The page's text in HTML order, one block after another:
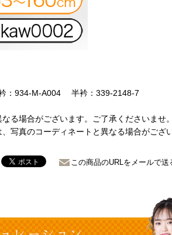
：934-M-A004 半衿：339-2148-7
る場合がございます。ご了承くださいませ。
写真のコーディネートと異なる場合がござい
この商品のURLをメールで送